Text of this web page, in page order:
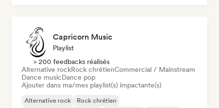
Capricorn Music
Playlist
> 200 feedbacks réalisés
Alternative rockRock chrétienCommercial / Mainstream
Dance musicDance pop
Ajouter dans ma/mes playlist(s) impactante(s)
Alternative rock
Rock chrétien